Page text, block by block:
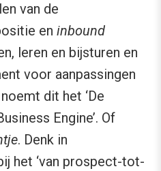
van de
en inbound
leren en bijsturen en
voor aanpassingen
dit het ‘De
Engine’. Of
. Denk in
het ‘van prospect-tot-